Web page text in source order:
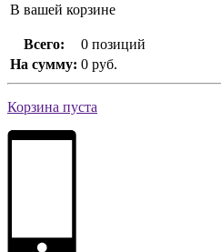
В вашей корзине
Всего:
0 позиций
На сумму: 0 руб.
Корзина пуста